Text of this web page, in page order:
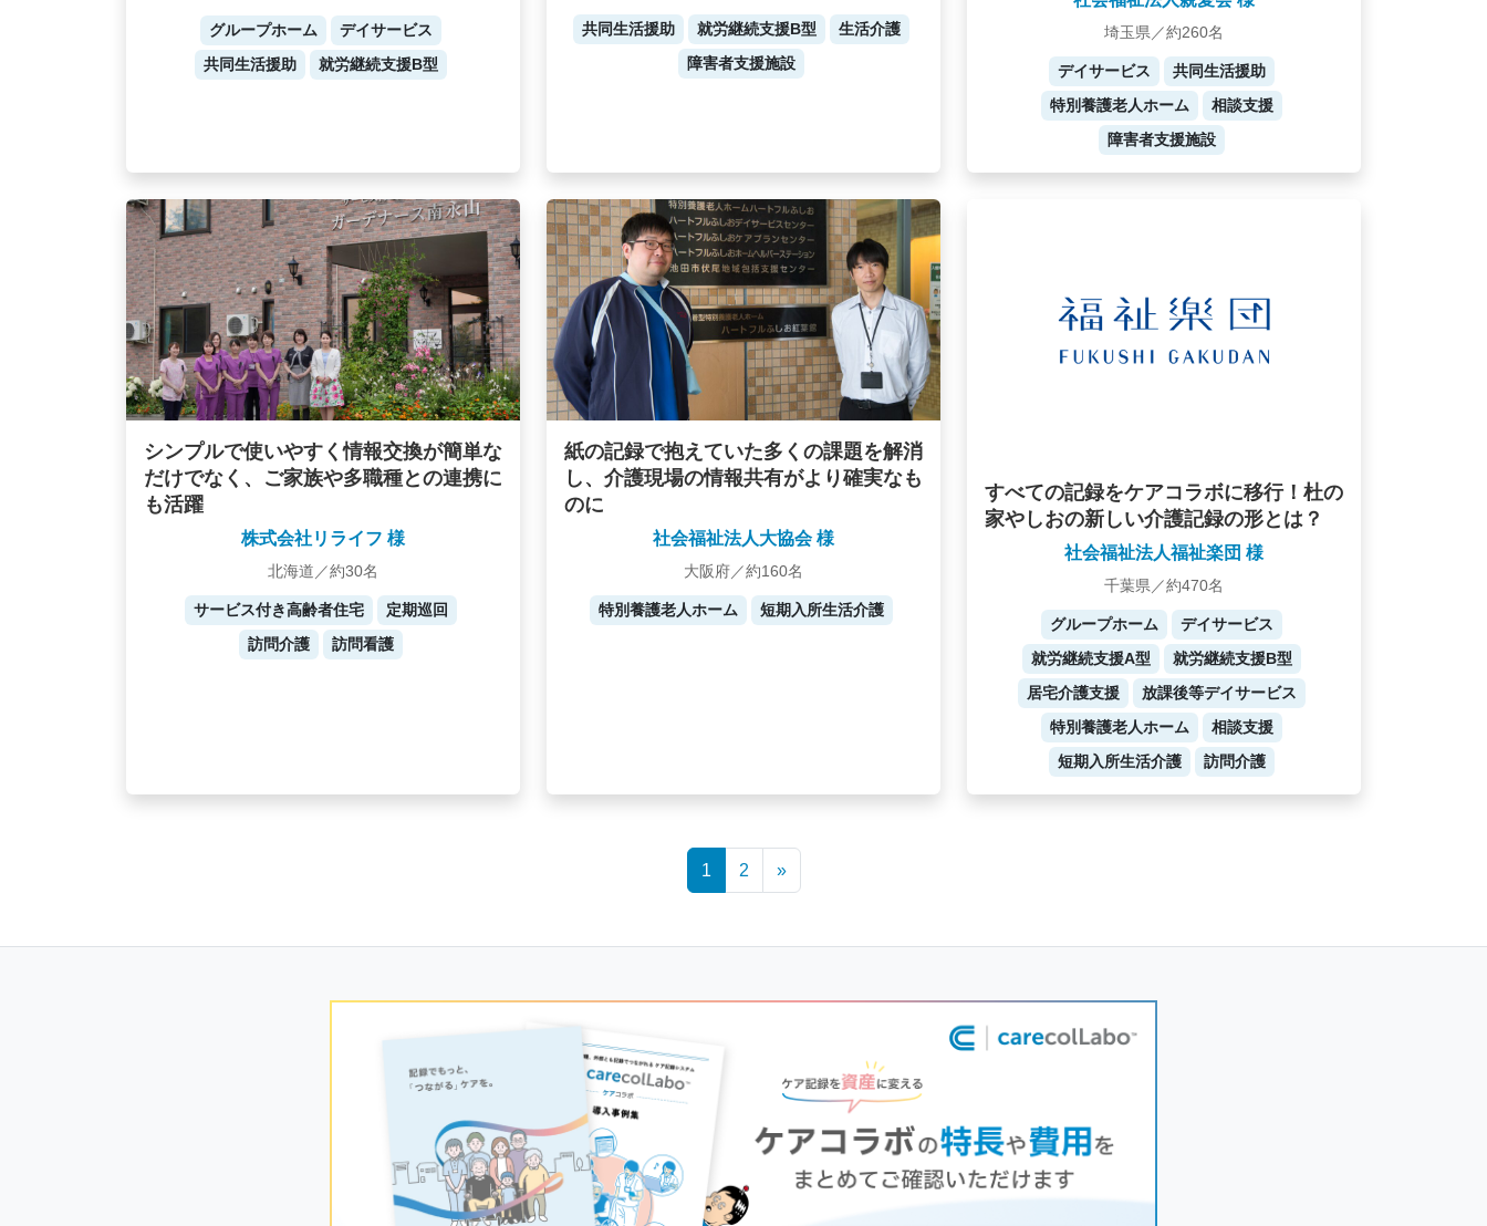
グループホーム
デイサービス
共同生活援助
就労継続支援B型
共同生活援助 就労継続支援B型
生活介護
障害者支援施設
埼玉県／約260名
デイサービス
共同生活援助
特別養護老人ホーム
相談支援
障害者支援施設
シンプルで使いやすく情報交換が簡単な
だけでなく、ご家族や多職種との連携に
も活躍
株式会社リライフ 様
北海道／約30名
サービス付き高齢者住宅
定期巡回
訪問介護
訪問看護
紙の記録で抱えていた多くの課題を解消
し、介護現場の情報共有がより確実なも
のに
社会福祉法人大協会 様
大阪府／約160名
特別養護老人ホーム 短期入所生活介護
すべての記録をケアコラボに移行！杜の
家やしおの新しい介護記録の形とは？
社会福祉法人福祉楽団 様
千葉県／約470名
グループホーム
デイサービス
就労継続支援A型
就労継続支援B型
居宅介護支援
放課後等デイサービス
特別養護老人ホーム
相談支援
短期入所生活介護
訪問介護
1 2 »